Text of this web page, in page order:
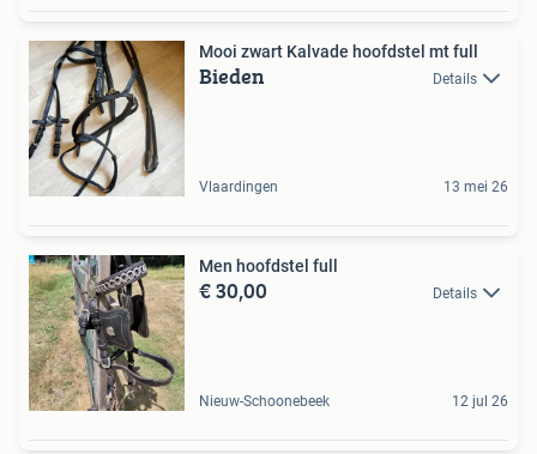
Mooi zwart Kalvade hoofdstel mt full
Bieden Details
Vlaardingen 13 mei 26
Men hoofdstel full
€ 30,00 Details
Nieuw-Schoonebeek 12 jul 26